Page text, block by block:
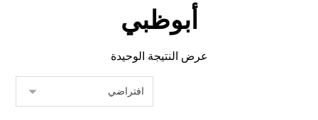
أبوظبي
عرض النتيجة الوحيدة